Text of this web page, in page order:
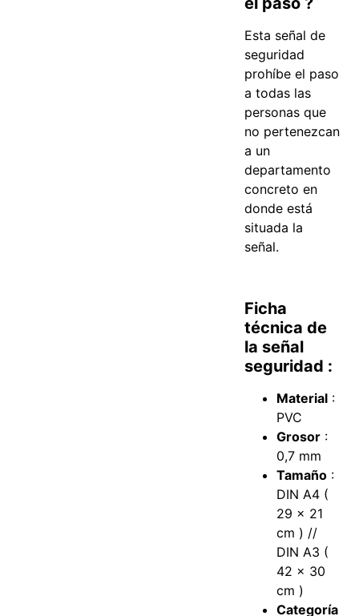
Esta señal de
seguridad
prohíbe el paso
a todas las
personas que
no pertenezcan
a un
departamento
concreto en
donde está
situada la
señal.
Ficha
técnica de
la señal
seguridad :
Material :
PVC
Grosor :
0,7 mm
Tamaño :
DIN A4 (
29 x 21
cm ) //
DIN A3 (
42 x 30
cm )
Categoría